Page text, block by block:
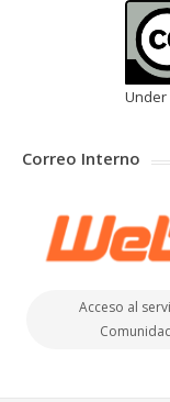
Under
Correo Interno
Acceso al